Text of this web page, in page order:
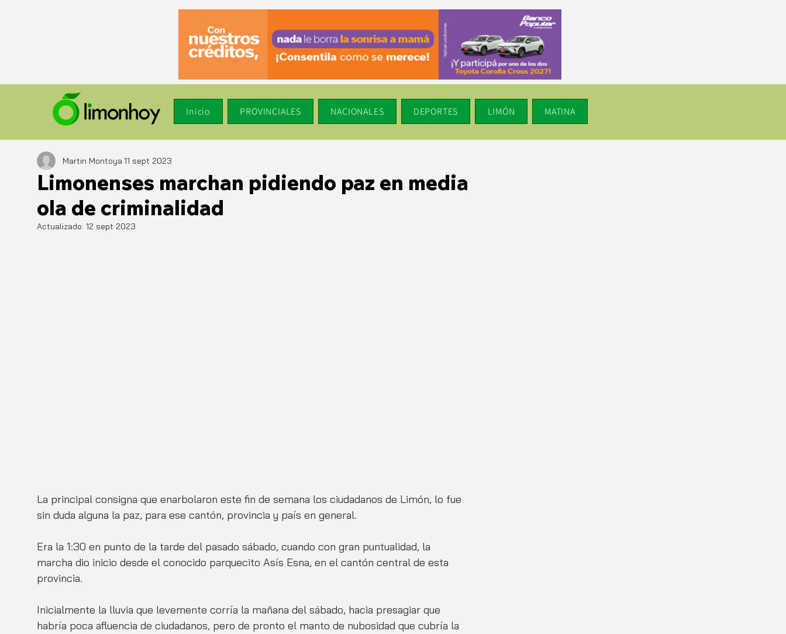
Inicio PROVINCIALES NACIONALES DEPORTES LIMÓN MATINA
Limonenses marchan pidiendo paz en media
ola de criminalidad
Martin Montoya 11 sept 2023
Actualizado: 12 sept 2023
La principal consigna que enarbolaron este fin de semana los ciudadanos de Limón, lo fue
sin duda alguna la paz, para ese cantón, provincia y país en general.
Era la 1:30 en punto de la tarde del pasado sábado, cuando con gran puntualidad, la
marcha dio inicio desde el conocido parquecito Asís Esna, en el cantón central de esta
provincia.
Inicialmente la lluvia que levemente corría la mañana del sábado, hacia presagiar que
habría poca afluencia de ciudadanos, pero de pronto el manto de nubosidad que cubría la